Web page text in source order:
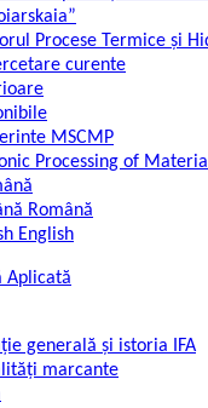
Procese Termice și
curente
MSCMP
Processing of
Română
English
generală și istoria IFA
marcante